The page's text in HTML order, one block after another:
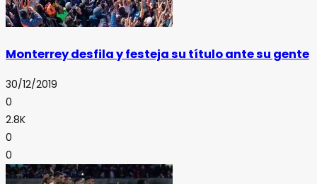
Monterrey desfila y festeja su título ante su gente
30/12/2019
0
2.8K
0
0